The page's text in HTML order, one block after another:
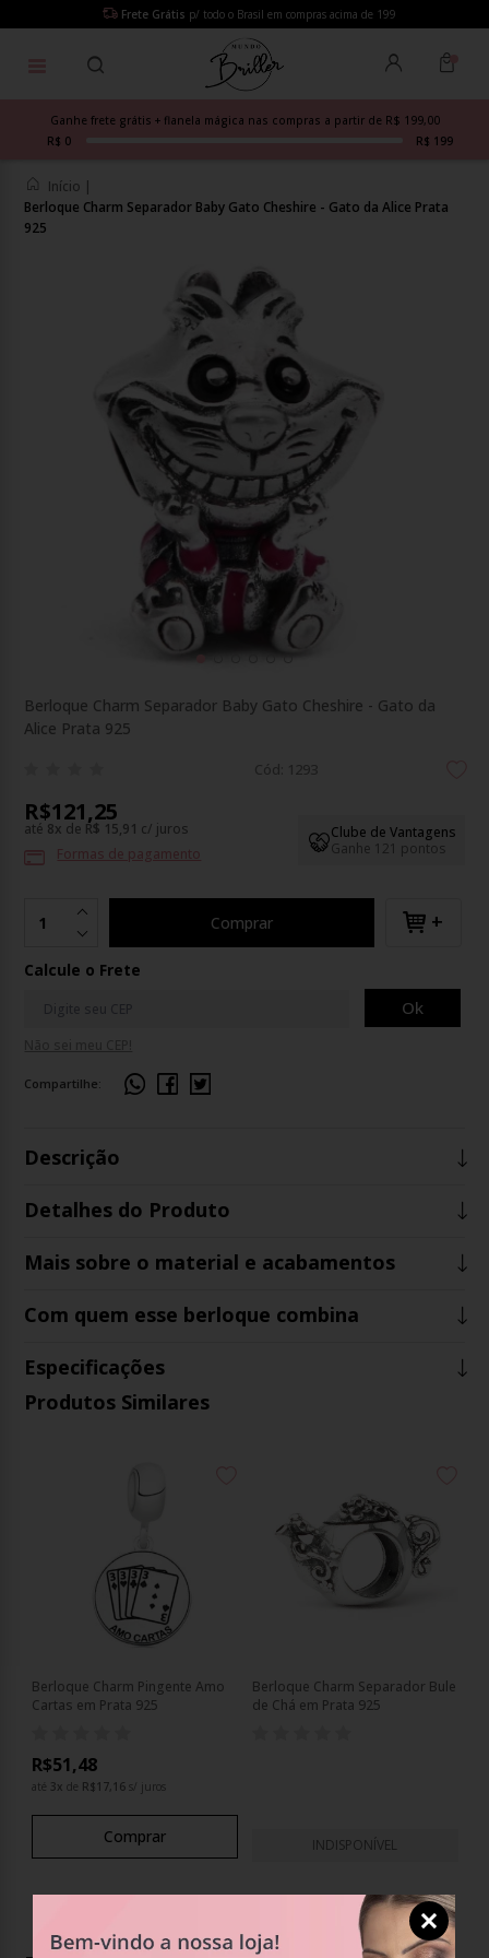
Frete Grátis p/ todo o Brasil em compras acima de 199
Ganhe frete grátis + flanela mágica nas compras a partir de R$ 199,00
R$ 0
R$ 199
Início |
Berloque Charm Separador Baby Gato Cheshire - Gato da Alice Prata
925
Berloque Charm Separador Baby Gato Cheshire - Gato da
Alice Prata 925
Cód: 1293
Clube de Vantagens
Ganhe 121 pontos
R$121,25
até 8x de R$ 15,91 c/ juros
Formas de pagamento
Comprar +
Calcule o Frete
Ok
Compartilhe:
Descrição
Detalhes do Produto
Mais sobre o material e acabamentos
Com quem esse berloque combina
Especificações
Produtos Similares
Berloque Charm Pingente Amo
Cartas em Prata 925
R$51,48
até 3x de R$17,16s/ juros
Comprar
Berloque Charm Separador Bule
de Chá em Prata 925
INDISPONÍVEL